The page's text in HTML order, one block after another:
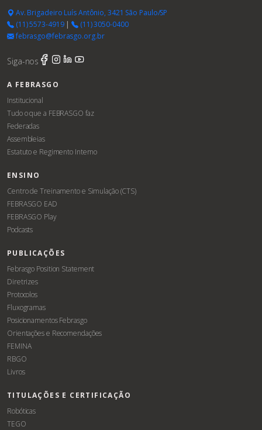
Av. Brigadeiro Luís Antônio, 3421 São Paulo/SP
(11) 5573-4919|
(11) 3050-0400
febrasgo@febrasgo.org.br
Siga-nos
A FEBRASGO
Institucional
Tudo o que a FEBRASGO faz
Federadas
Assembleias
Estatuto e Regimento Interno
ENSINO
Centro de Treinamento e Simulação (CTS)
FEBRASGO EAD
FEBRASGO Play
Podcasts
PUBLICAÇÕES
Febrasgo Position Statement
Diretrizes
Protocolos
Fluxogramas
Posicionamentos Febrasgo
Orientações e Recomendações
FEMINA
RBGO
Livros
TITULAÇÕES E CERTIFICAÇÃO
Robóticas
TEGO